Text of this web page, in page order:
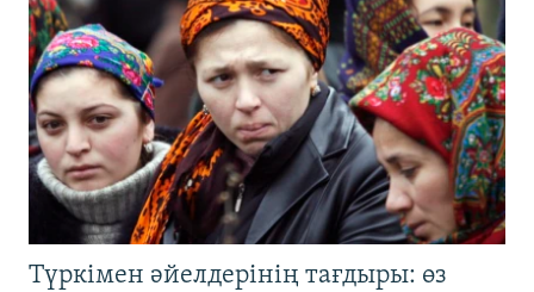
Түркімен әйелдерінің тағдыры: өз